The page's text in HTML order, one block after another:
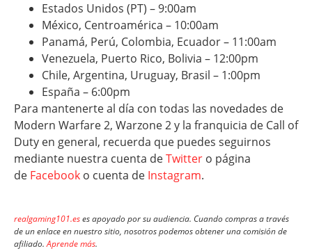
Estados Unidos (PT) – 9:00am
México, Centroamérica – 10:00am
Panamá, Perú, Colombia, Ecuador – 11:00am
Venezuela, Puerto Rico, Bolivia – 12:00pm
Chile, Argentina, Uruguay, Brasil – 1:00pm
España – 6:00pm
Para mantenerte al día con todas las novedades de
Modern Warfare 2, Warzone 2 y la franquicia de Call of
Duty en general, recuerda que puedes seguirnos
mediante nuestra cuenta deTwitter o página
de Facebook o cuenta de Instagram.
realgaming101.eses apoyado por su audiencia. Cuando compras a través
de un enlace en nuestro sitio, nosotros podemos obtener una comisión de
afiliado.Aprende más.